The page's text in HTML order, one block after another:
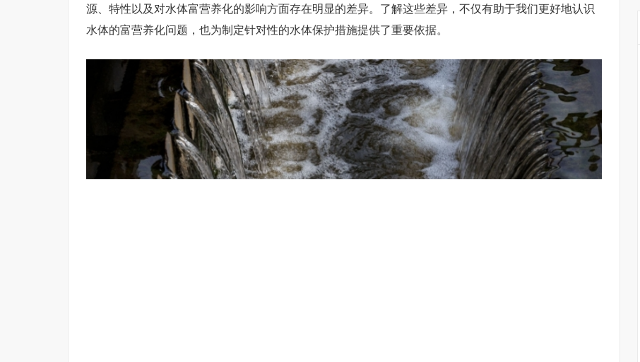
源、特性以及对水体富营养化的影响方面存在明显的差异。了解这些差异，不仅有助于我们更好地认识
水体的富营养化问题，也为制定针对性的水体保护措施提供了重要依据。